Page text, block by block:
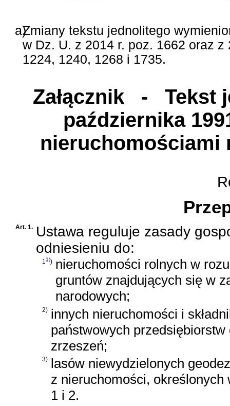
a)Zmiany tekstu jednolitego
w Dz. U. z 2014 r. poz. 1662 oraz
1224, 1240, 1268 i 1735.
Załącznik- Tekst
października
nieruchomościami
Art. 1. Ustawa reguluje zasady
odniesieniu do:
11)) nieruchomości rolnych w
gruntów znajdujących się w
narodowych;
2) innych nieruchomości i
państwowych
zrzeszeń;
3) lasów niewydzielonych
z nieruchomości, określonych
1 i 2.